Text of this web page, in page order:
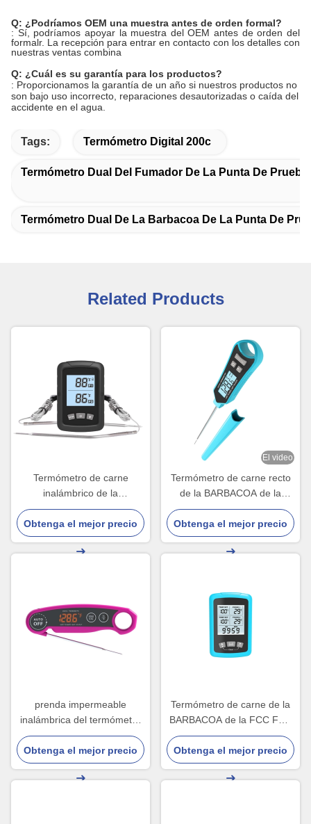
Q: ¿Podríamos OEM una muestra antes de orden formal?
: Sí, podríamos apoyar la muestra del OEM antes de orden del
formalr. La recepción para entrar en contacto con los detalles con
nuestras ventas combina
Q: ¿Cuál es su garantía para los productos?
: Proporcionamos la garantía de un año si nuestros productos no
son bajo uso incorrecto, reparaciones desautorizadas o caída del
accidente en el agua.
Tags: Termómetro Digital 200c
Termómetro Dual Del Fumador De La Punta De Prueba
Termómetro Dual De La Barbacoa De La Punta De
Related Products
Termómetro de carne
inalámbrico de la
BARBACOA dual de la punta
de prueba SS304 fácil asar a
la parrilla
Obtenga el mejor precio
El video
Termómetro de carne recto
de la BARBACOA de la
punta de prueba IP66 para
cocinar de la comida de
Kictchen
Obtenga el mejor precio
prenda impermeable
inalámbrica del termómetro
de carne de Wifi de la
batería 3.7v con la pantalla
LED
Obtenga el mejor precio
Termómetro de carne de la
BARBACOA de la FCC FDA
ISO9001 Digitaces de RoHS
del CE con el tenedor
trasero
Obtenga el mejor precio